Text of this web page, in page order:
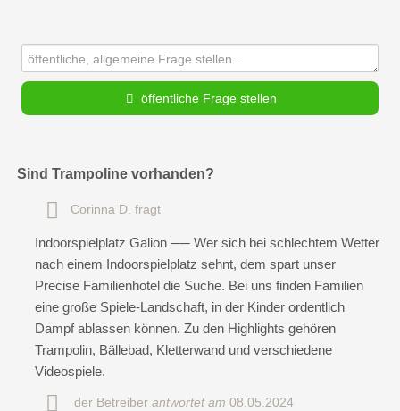
öffentliche Frage stellen
Name
E-Mail-Adresse (wird nicht veröffentlicht)
Sind Trampoline vorhanden?
Corinna D. fragt
Indoorspielplatz Galion ── Wer sich bei schlechtem Wetter
nach einem Indoorspielplatz sehnt, dem spart unser
Precise Familienhotel die Suche. Bei uns finden Familien
eine große Spiele-Landschaft, in der Kinder ordentlich
Dampf ablassen können. Zu den Highlights gehören
Trampolin, Bällebad, Kletterwand und verschiedene
Videospiele.
der Betreiber antwortet am 08.05.2024